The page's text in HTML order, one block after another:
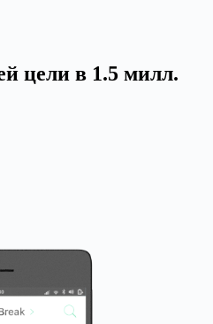
цели в 1.5 милл.